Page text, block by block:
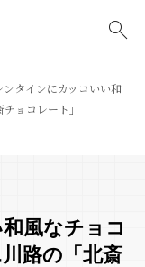
ンタインにカッコいい和
ョコレート」
風なチョコ
路の「北斎